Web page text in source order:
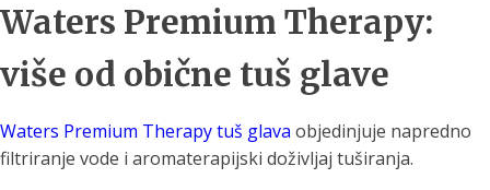
Waters Premium Therapy:
više od obične tuš glave
Waters Premium Therapy tuš glava objedinjuje napredno
filtriranje vode i aromaterapijski doživljaj tuširanja.